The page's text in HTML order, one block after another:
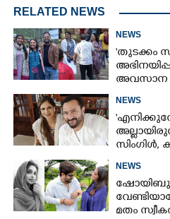
RELATED NEWS
NEWS
'തുടക്കം
അവസാന
NEWS
സിംഗിൾ,
NEWS
മതം